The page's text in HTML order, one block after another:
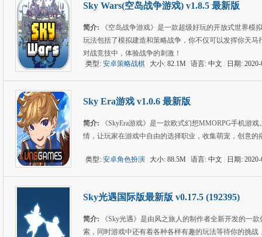
Sky Wars(空岛战争游戏) v1.8.5 最新版
简介:
《空岛战争游戏》是一款超级好玩的开放式世界
玩法包括了模拟建造和策略战争，你不仅可以发挥你天
对战竞技中，体验战争的刺激！
类型: 安卓策略战棋 大小: 82.1M 语言: 中文 日期:
Sky Era游戏 v1.0.6 最新版
简介:
《SkyEra游戏》是一款欧式幻想MMORPG手机游
情，让玩家在游戏中自由的选择职业，收集萌宠，创意
类型: 安卓角色扮演 大小: 88.5M 语言: 中文 日期:
Sky光遇国际版最新版 v0.17.5 (192395)
简介:
《Sky光遇》是由风之旅人的制作者全新开发的一
索，同时游戏中还有着各种各样有趣的玩法等待你的挑